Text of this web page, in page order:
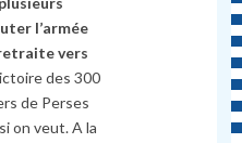
l’armée
vers
des 300
de Perses
on veut. A la